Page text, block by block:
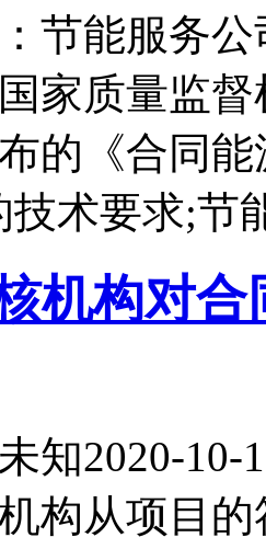
节能服务
家质量监
的《合同
技术要求;节
机构对
知2020-10-
构从项目